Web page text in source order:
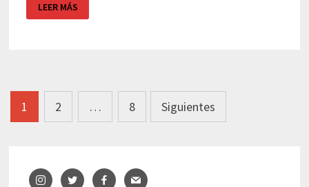
BEATLES
–
LEER MÁS
Navegación
de
1 2 … 8 Siguientes